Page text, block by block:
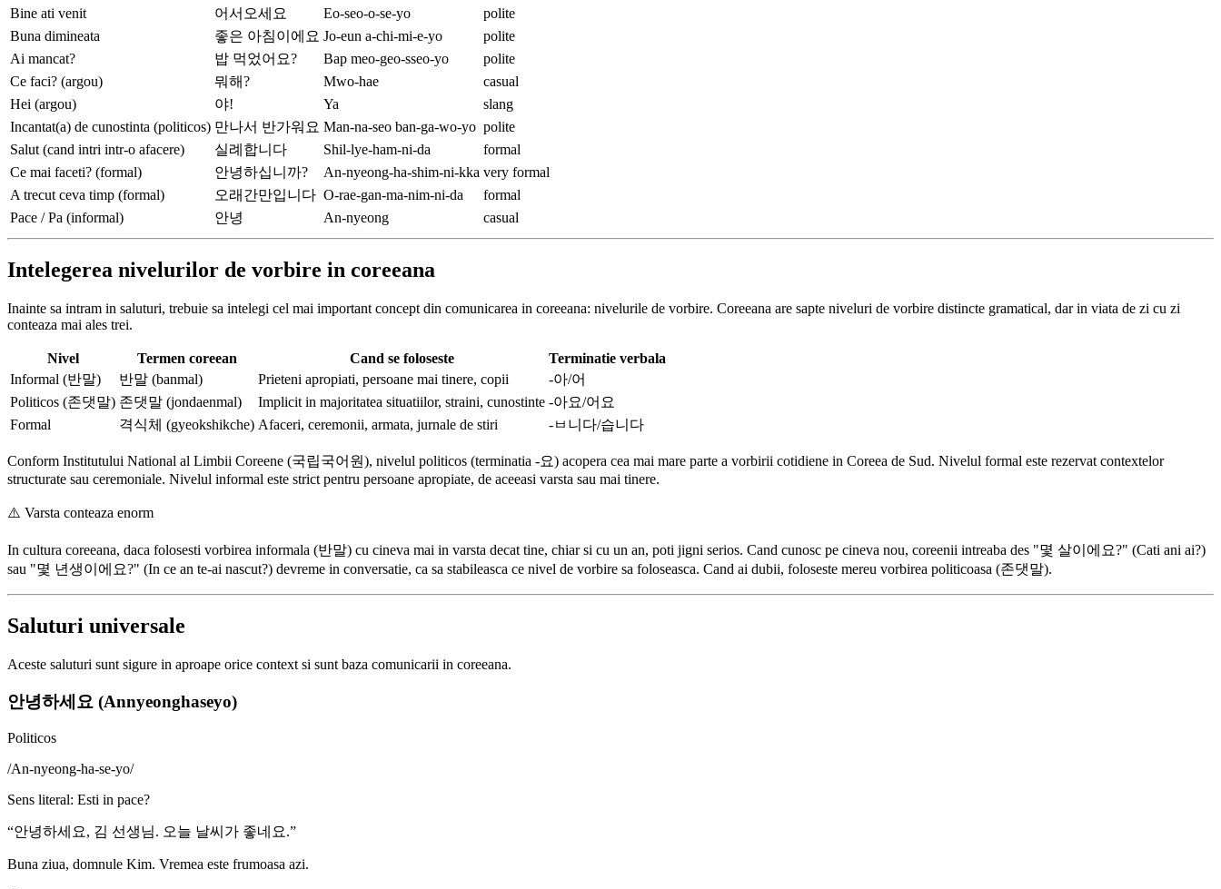
Bine ati venit
어서오세요 Eo-seo-o-se-yo
polite
Buna dimineata
좋은 아침이에요 Jo-eun a-chi-mi-e-yo
polite
Ai mancat?
밥 먹었어요? Bap meo-geo-sseo-yo
polite
Ce faci? (argou)
뭐해? Mwo-hae
casual
Hei (argou)
야! Ya
slang
Incantat(a) de cunostinta (politicos) 만나서 반가워요 Man-na-seo ban-ga-wo-yo polite
Salut (cand intri intr-o afacere)
실례합니다 Shil-lye-ham-ni-da
formal
Ce mai faceti? (formal)
안녕하십니까? An-nyeong-ha-shim-ni-kka very formal
A trecut ceva timp (formal)
오래간만입니다 O-rae-gan-ma-nim-ni-da
formal
Pace / Pa (informal)
안녕 An-nyeong casual
Intelegerea nivelurilor de vorbire in coreeana
Inainte sa intram in saluturi, trebuie sa intelegi cel mai important concept din comunicarea in coreeana: nivelurile de vorbire. Coreeana are sapte niveluri de vorbire distincte gramatical, dar in viata de zi cu zi
conteaza mai ales trei.
Nivel Termen coreean Cand se foloseste
Terminatie verbala
Informal (반말)
반말 (banmal) Prieteni apropiati, persoane mai tinere, copii
-아/어
Politicos (존댓말) 존댓말 (jondaenmal) Implicit in majoritatea situatiilor, straini, cunostinte -아요/어요
Formal
격식체 (gyeokshikche) Afaceri, ceremonii, armata, jurnale de stiri -ㅂ니다/습니다
Conform Institutului National al Limbii Coreene (국립국어원), nivelul politicos (terminatia -요) acopera cea mai mare parte a vorbirii cotidiene in Coreea de Sud. Nivelul formal este rezervat contextelor
structurate sau ceremoniale. Nivelul informal este strict pentru persoane apropiate, de aceeasi varsta sau mai tinere.
⚠️ Varsta conteaza enorm
In cultura coreeana, daca folosesti vorbirea informala (반말) cu cineva mai in varsta decat tine, chiar si cu un an, poti jigni serios. Cand cunosc pe cineva nou, coreenii intreaba des "몇 살이에요?" (Cati ani ai?)
sau "몇 년생이에요?" (In ce an te-ai nascut?) devreme in conversatie, ca sa stabileasca ce nivel de vorbire sa foloseasca. Cand ai dubii, foloseste mereu vorbirea politicoasa (존댓말).
Saluturi universale
Aceste saluturi sunt sigure in aproape orice context si sunt baza comunicarii in coreeana.
안녕하세요 (Annyeonghaseyo)
Politicos
/An-nyeong-ha-se-yo/
Sens literal: Esti in pace?
“안녕하세요, 김 선생님. 오늘 날씨가 좋네요.”
Buna ziua, domnule Kim. Vremea este frumoasa azi.